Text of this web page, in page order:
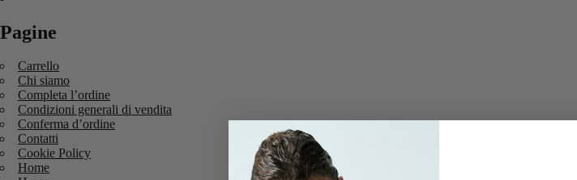
Pagine
Carrello
Chi siamo
Completa l’ordine
Condizioni generali di vendita
Conferma d’ordine
Contatti
Cookie Policy
Home